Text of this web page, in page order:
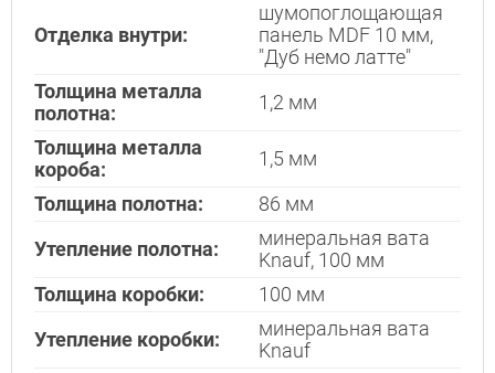
Отделка внутри:
шумопоглощающая
панель MDF 10 мм,
"Дуб немо латте"
Толщина металла
полотна:
1,2 мм
Толщина металла
короба:
1,5 мм
Толщина полотна: 86 мм
Утепление полотна:
минеральная вата
Knauf, 100 мм
Толщина коробки:
100 мм
Утепление коробки:
минеральная вата
Knauf
Interesē
durvis
mājai
durvis
dzīvoklim
Отослать!